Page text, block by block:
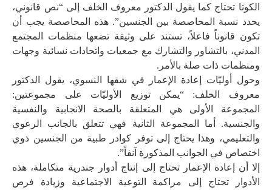
الكوتا تحتاج كما يقول الدكتور معروف الخلف إلى “نص قانوني،
يحدد نسبة المحاصصة بين الجنسين”. هذه المحاصصة يجب أن
تكون قانوناً فاعلاً، تستند على وثيقة تضعها منظمات المجتمع
المدني، بالتشاور والتشارك مع جمعيات واتحادات نسائية وجهات
ومنظمات ذات صلة بالأمر.
وحول أوليّات إعادة الإعمار في شقها النسوي، يقول الدكتور
معروف الخلف: “يمكن توزيع الأوليّات على مجموعتين:
المجموعة الأولى هي المتعلقة بالصحة الانجابية والنفسية
والجنسية. أما المجموعة الثانية فهي تتعلق بالجانب الرعوي
والتعليمي، وهذا يحتاج إلى توفر كوادر طبية من الجنسين ذوي
اختصاص في الجوانب المذكورة آنفاً”.
إلا أن إعادة الإعمار تحتاج إلى إنتاج أدوار جندرية متكاملة، هذه
الأدوار تحتاج إلى مراكمة التوعية الاجتماعية وزيادة فرص